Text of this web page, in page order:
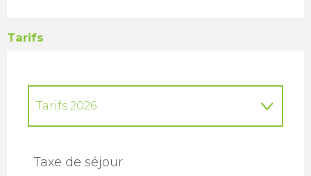
Tarifs
Tarifs 2026
Taxe de séjour